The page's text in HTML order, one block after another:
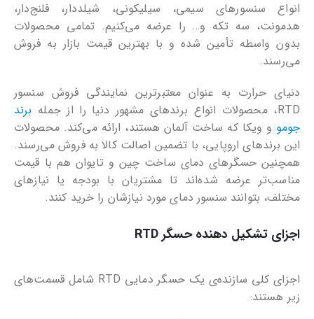
انواع سنسورهای سیمی، سیلیکونی، شیلددار، فلنج‌دار،
هدمونت، سه تکه و… را عرضه می‌کنیم. تمامی محصولات
بدون واسطه تأمین شده و با بهترین قیمت بازار به فروش
می‌رسند.
دنیای حرارت به عنوان معتبرترین نمایندگی فروش سنسور
RTD، محصولات انواع برندهای مشهور دنیا را از جمله
برند
جومو و ویکا که ساخت آلمان هستند، ارائه می‌کند. محصولات
این برندهای اروپایی، با تضمین اصالت کالا به فروش می‌رسند.
همچنین حسگرهای دمای ساخت چین و تایوان هم با قیمت
مناسب‌تر عرضه شده‌اند تا مشتریان با بودجه یا نیازهای
مختلف، بتوانند سنسور دمای مورد نیازشان را خرید کنند.
اجزای تشکیل دهنده حسگر RTD
اجزای کلی سازنده‌ی یک حسگر دمایی RTD شامل قسمت‌های
زیر هستند: